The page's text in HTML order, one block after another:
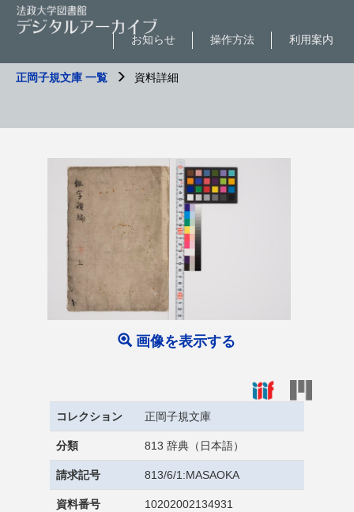
利用案内
操作方法
お知らせ
正岡子規文庫 一覧 資料詳細
画像を表示する
コレクション 正岡子規文庫
分類 813 辞典（日本語）
請求記号 813/6/1:MASAOKA
資料番号 10202002134931